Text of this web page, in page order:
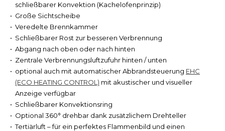
schließbarer Konvektion (Kachelofenprinzip)
Große Sichtscheibe
Veredelte Brennkammer
Schließbarer Rost zur besseren Verbrennung
Abgang nach oben oder nach hinten
Zentrale Verbrennungsluftzufuhr hinten / unten
optional auch mit automatischer Abbrandsteuerung EHC
(ECO HEATING CONTROL) mit akustischer und visueller
Anzeige verfügbar
Schließbarer Konvektionsring
Optional 360° drehbar dank zusätzlichem Drehteller
Tertiärluft – für ein perfektes Flammenbild und einen